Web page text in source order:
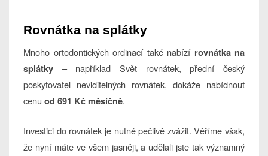
Rovnátka na splátky
Mnoho ortodontických ordinací také nabízí rovnátka na
splátky – například Svět rovnátek, přední český
poskytovatel neviditelných rovnátek, dokáže nabídnout
cenu od 691 Kč měsíčně.
Investici do rovnátek je nutné pečlivě zvážit. Věříme však,
že nyní máte ve všem jasněji, a udělali jste tak významný